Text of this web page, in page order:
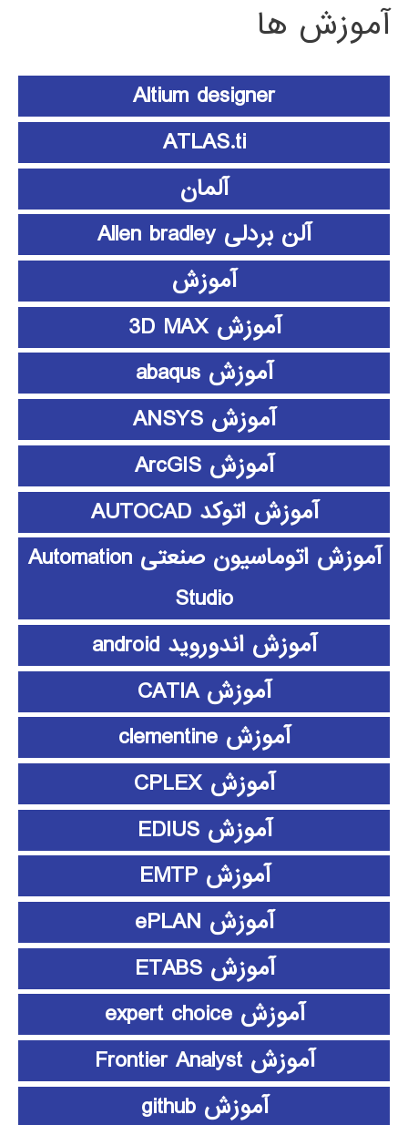
آموزش ها
Altium designer
ATLAS.ti
آلمان
آلن بردلی Allen bradley
آموزش
آموزش 3D MAX
آموزش abaqus
آموزش ANSYS
آموزش ArcGIS
آموزش اتوکد AUTOCAD
آموزش اتوماسیون صنعتی Automation
Studio
آموزش اندوروید android
آموزش CATIA
آموزش clementine
آموزش CPLEX
آموزش EDIUS
آموزش EMTP
آموزش ePLAN
آموزش ETABS
آموزش expert choice
آموزش Frontier Analyst
آموزش github